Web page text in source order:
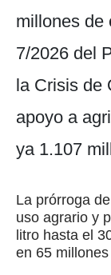
millones de
7/2026 del
la Crisis de
apoyo a
ya 1.107
La prórroga
uso agrario y
litro hasta el
en 65